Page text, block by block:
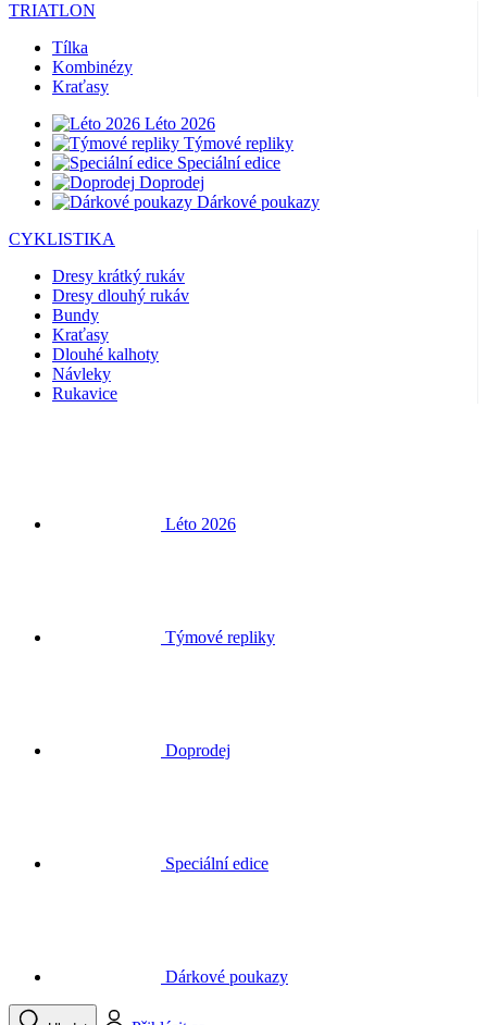
TRIATLON
Tílka
Kombinézy
Kraťasy
Léto 2026
Týmové repliky
Speciální edice
Doprodej
Dárkové poukazy
CYKLISTIKA
Dresy krátký rukáv
Dresy dlouhý rukáv
Bundy
Kraťasy
Dlouhé kalhoty
Návleky
Rukavice
Košík